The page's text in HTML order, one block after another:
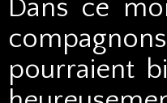
Dans ce
pourraient